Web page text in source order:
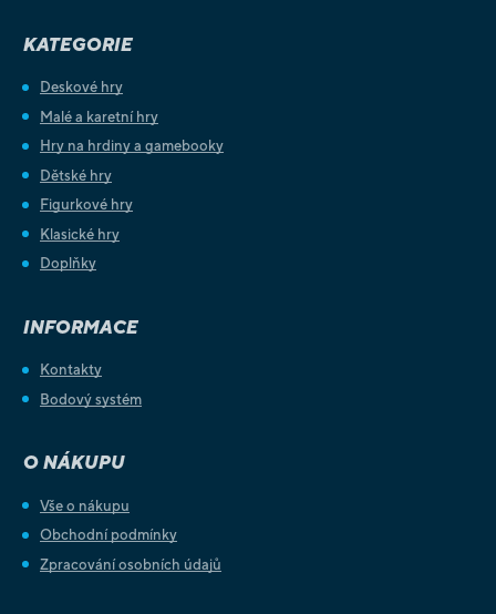
KATEGORIE
Deskové hry
Malé a karetní hry
Hry na hrdiny a gamebooky
Dětské hry
Figurkové hry
Klasické hry
Doplňky
INFORMACE
Kontakty
Bodový systém
O NÁKUPU
Vše o nákupu
Obchodní podmínky
Zpracování osobních údajů